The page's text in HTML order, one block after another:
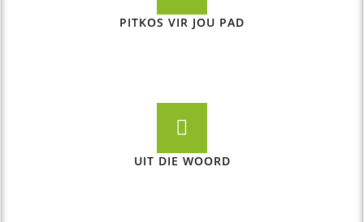
PITKOS VIR JOU PAD
UIT DIE WOORD